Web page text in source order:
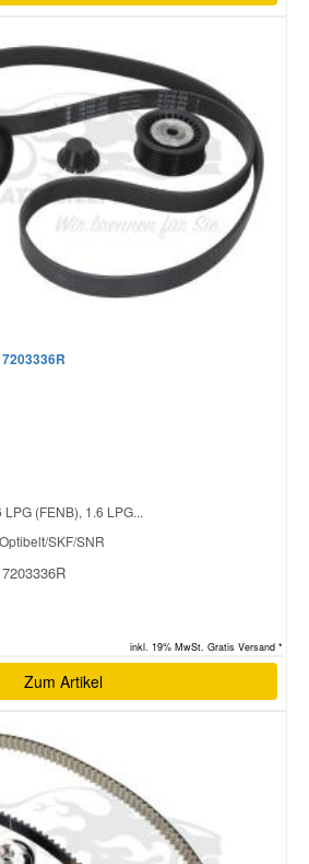
(FENB), 1.6 LPG...
SKF/SNR
inkl. 19% MwSt. Gratis Versand *
Zum Artikel